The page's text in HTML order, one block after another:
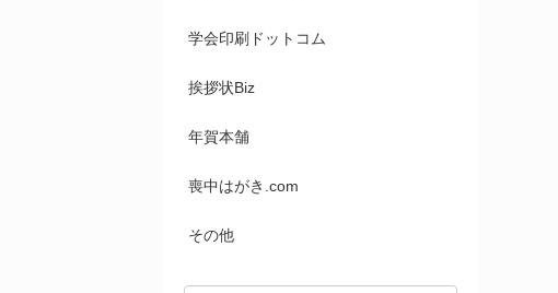
学会印刷ドットコム
挨拶状Biz
年賀本舗
喪中はがき.com
その他